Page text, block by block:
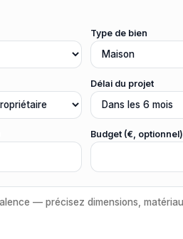
Type de bien
Délai du projet
Budget (€, optionnel)